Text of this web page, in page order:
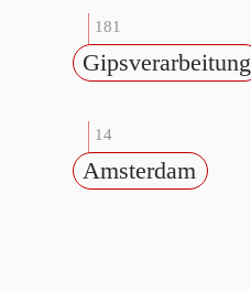
181
Gipsverarbeitung
14
Amsterdam